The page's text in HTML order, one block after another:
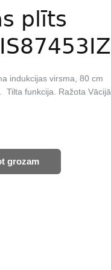
plīts
indukcijas virsma, 80 cm
Tilta funkcija. Ražota Vācijā.
grozam